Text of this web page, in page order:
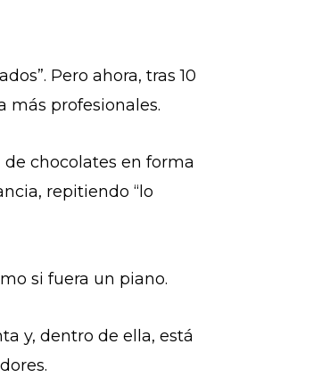
Pero ahora, tras 10
más profesionales.
chocolates en forma
repitiendo “lo
si fuera un piano.
y, dentro de ella, está